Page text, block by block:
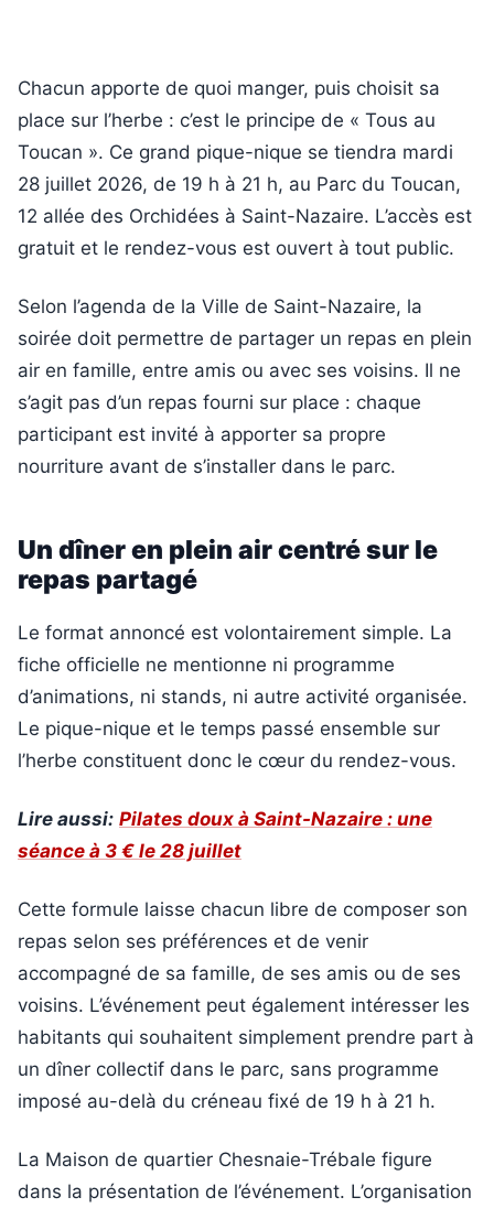
Chacun apporte de quoi manger, puis choisit sa
place sur l’herbe : c’est le principe de « Tous au
Toucan ». Ce grand pique-nique se tiendra mardi
28 juillet 2026, de 19 h à 21 h, au Parc du Toucan,
12 allée des Orchidées à Saint-Nazaire. L’accès est
gratuit et le rendez-vous est ouvert à tout public.
Selon l’agenda de la Ville de Saint-Nazaire, la
soirée doit permettre de partager un repas en plein
air en famille, entre amis ou avec ses voisins. Il ne
s’agit pas d’un repas fourni sur place : chaque
participant est invité à apporter sa propre
nourriture avant de s’installer dans le parc.
Un dîner en plein air centré sur le
repas partagé
Le format annoncé est volontairement simple. La
fiche officielle ne mentionne ni programme
d’animations, ni stands, ni autre activité organisée.
Le pique-nique et le temps passé ensemble sur
l’herbe constituent donc le cœur du rendez-vous.
Lire aussi: Pilates doux à Saint-Nazaire : une
séance à 3 € le 28 juillet
Cette formule laisse chacun libre de composer son
repas selon ses préférences et de venir
accompagné de sa famille, de ses amis ou de ses
voisins. L’événement peut également intéresser les
habitants qui souhaitent simplement prendre part à
un dîner collectif dans le parc, sans programme
imposé au-delà du créneau fixé de 19 h à 21 h.
La Maison de quartier Chesnaie-Trébale figure
dans la présentation de l’événement. L’organisation